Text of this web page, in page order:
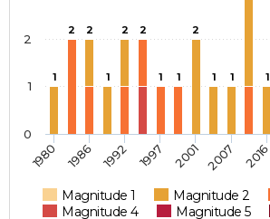
1
2 2
1
2 2
1 1
2
1 1 1
Magnitude 1 Magnitude 2
Magnitude 4
Magnitude 5
1980 1986 1992 1997 2001 2007 2016
0
1
2